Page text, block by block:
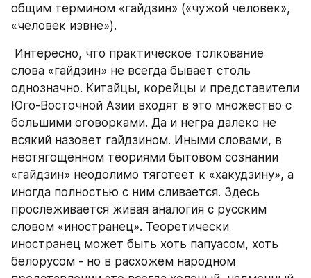
общим термином «гайдзин» («чужой человек»,
«человек извне»).
слова «гайдзин» не всегда бывает столь
однозначно. Китайцы, корейцы и представители
Юго-Восточной Азии входят в это множество с
большими оговорками. Да и негра далеко не
всякий назовет гайдзином. Иными словами, в
неотягощенном теориями бытовом сознании
«гайдзин» неодолимо тяготеет к «хакудзину», а
иногда полностью с ним сливается. Здесь
прослеживается живая аналогия с русским
словом «иностранец». Теоретически
иностранец может быть хоть папуасом, хоть
белорусом - но в расхожем народном